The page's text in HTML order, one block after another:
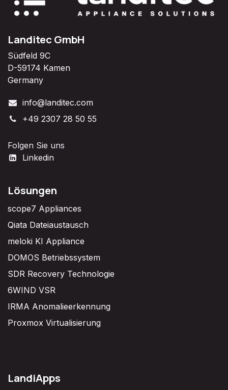
Landitec GmbH
Südfeld 9C
D-59174 Kamen
Germany
info@landitec.com
+49 2307 28 50 55
Folgen Sie uns
Linkedin
Lösungen
scope7 Appliances
Qiata Dateiaustausch
meloki KI Appliance
DOMOS Betriebssystem
SDR Recovery Technologie
6WIND VSR
IRMA Anomalieerkennung
Proxmox Virtualisierung
LandiApps